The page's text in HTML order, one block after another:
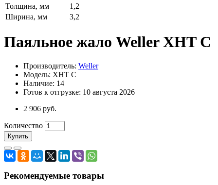
Толщина, мм
1,2
Ширина, мм
3,2
Паяльное жало Weller XHT C
Производитель: Weller
Модель: XHT C
Наличие: 14
Готов к отгрузке: 10 августа 2026
2 906 руб.
Количество
Купить
Рекомендуемые товары